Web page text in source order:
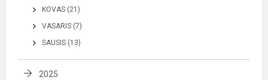
KOVAS (21)
VASARIS (7)
SAUSIS (13)
2025